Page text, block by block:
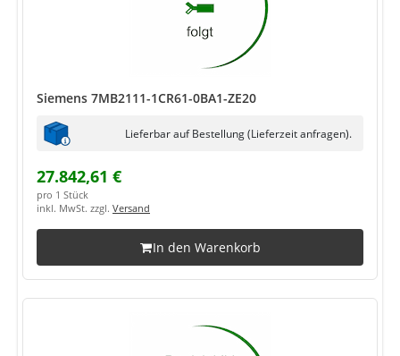
Siemens 7MB2111-1CR61-0BA1-ZE20
Lieferbar auf Bestellung (Lieferzeit anfragen).
27.842,61 €
pro 1 Stück
inkl. MwSt. zzgl. Versand
In den Warenkorb